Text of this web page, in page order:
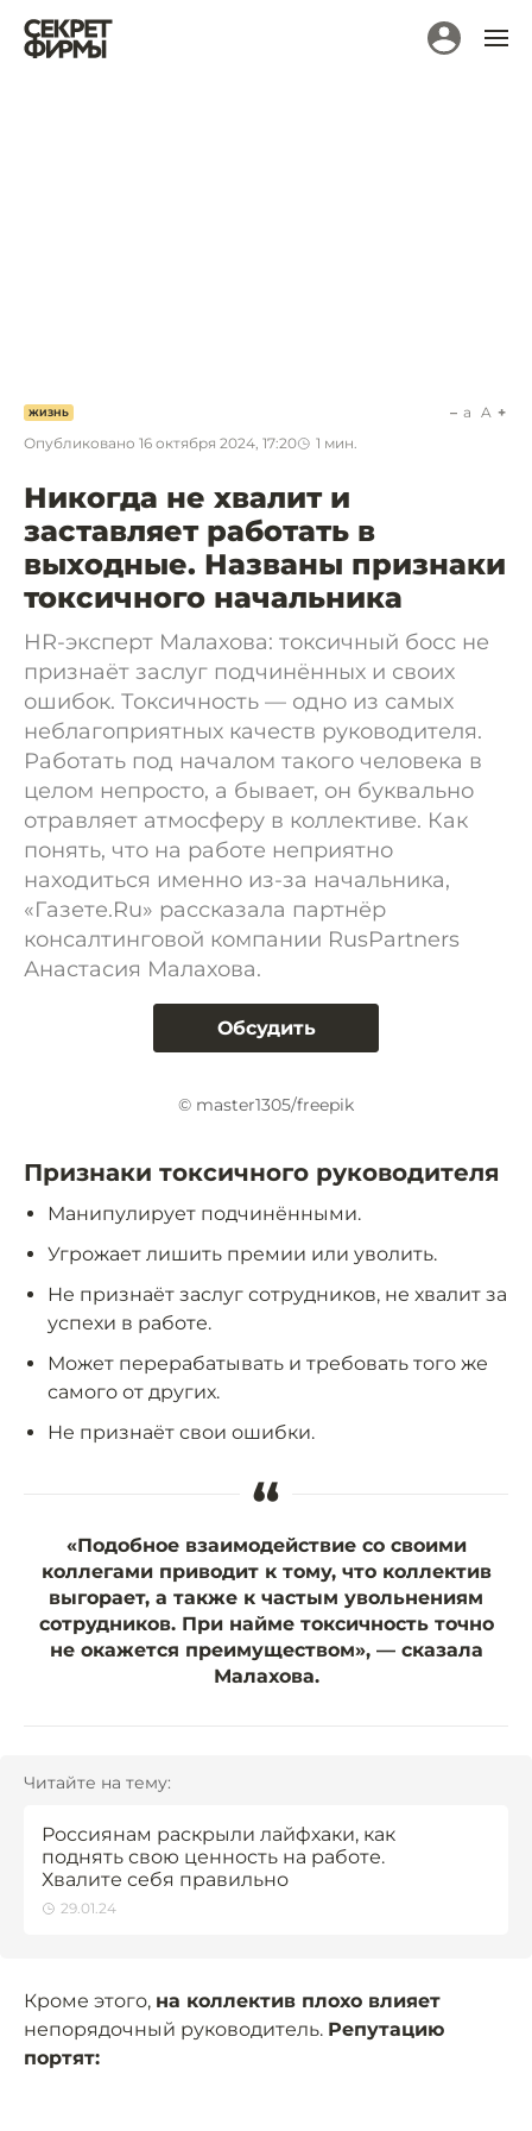
ЖИЗНЬ
Опубликовано 16 октября 2024, 17:20 1 мин.
a A
Никогда не хвалит и
заставляет работать в
выходные. Названы признаки
токсичного начальника
HR-эксперт Малахова: токсичный босс не
признаёт заслуг подчинённых и своих
ошибок. Токсичность — одно из самых
неблагоприятных качеств руководителя.
Работать под началом такого человека в
целом непросто, а бывает, он буквально
отравляет атмосферу в коллективе. Как
понять, что на работе неприятно
находиться именно из-за начальника,
«Газете.Ru» рассказала партнёр
консалтинговой компании RusPartners
Анастасия Малахова.
Обсудить
© master1305/freepik
Признаки токсичного руководителя
Манипулирует подчинёнными.
Угрожает лишить премии или уволить.
Не признаёт заслуг сотрудников, не хвалит за
успехи в работе.
Может перерабатывать и требовать того же
самого от других.
Не признаёт свои ошибки.
“
«Подобное взаимодействие со своими
коллегами приводит к тому, что коллектив
выгорает, а также к частым увольнениям
сотрудников. При найме токсичность точно
не окажется преимуществом», — сказала
Малахова.
Читайте на тему:
Россиянам раскрыли лайфхаки, как
поднять свою ценность на работе.
Хвалите себя правильно
29.01.24
Кроме этого, на коллектив плохо влияет
непорядочный руководитель. Репутацию
портят: